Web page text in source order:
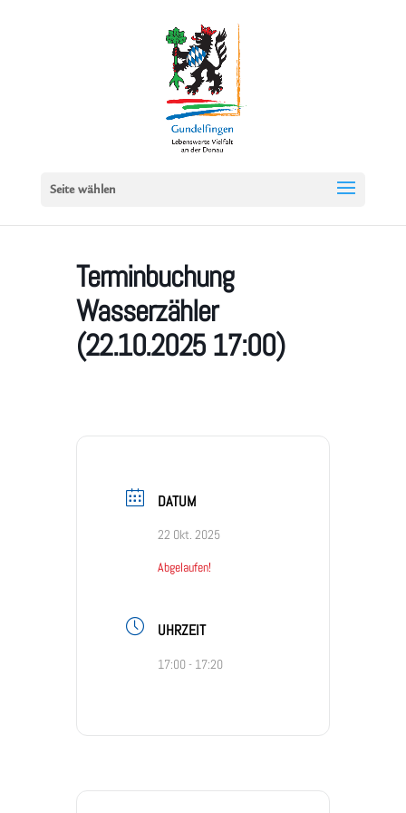
Seite wählen
Terminbuchung
Wasserzähler
(22.10.2025 17:00)
DATUM
22 Okt. 2025
Abgelaufen!
UHRZEIT
17:00 - 17:20